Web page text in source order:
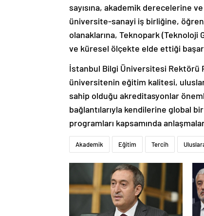
sayısına, akademik derecelerine
üniversite-sanayi iş birliğine,
olanaklarına, Teknopark (Teknoloji
ve küresel ölçekte elde ettiği
İstanbul Bilgi Üniversitesi Rektörü
üniversitenin eğitim kalitesi,
sahip olduğu akreditasyonlar
bağlantılarıyla kendilerine global
programları kapsamında
Akademik Eğitim Tercih